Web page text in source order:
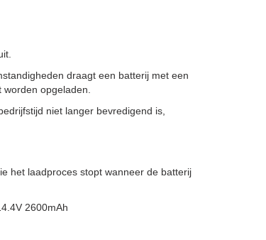
draagt een batterij met een
opgeladen.
niet langer bevredigend is,
het laadproces stopt wanneer de batterij
2600mAh